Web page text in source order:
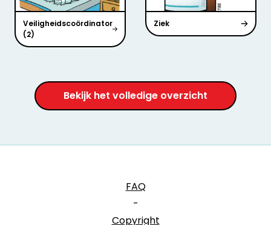
Veiligheidscoördinator
(2)
Ziek
Bekijk het volledige overzicht
FAQ
-
Copyright